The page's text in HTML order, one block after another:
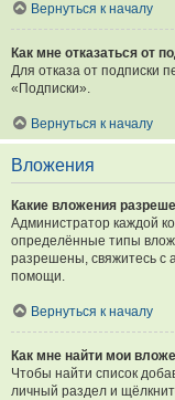
Вернуться к началу
Как мне отказаться от
Для отказа от подписки
«Подписки».
Вернуться к началу
Вложения
Какие вложения
Администратор каждой
определённые типы
разрешены, свяжитесь с
помощи.
Вернуться к началу
Как мне найти мои
Чтобы найти список
личный раздел и